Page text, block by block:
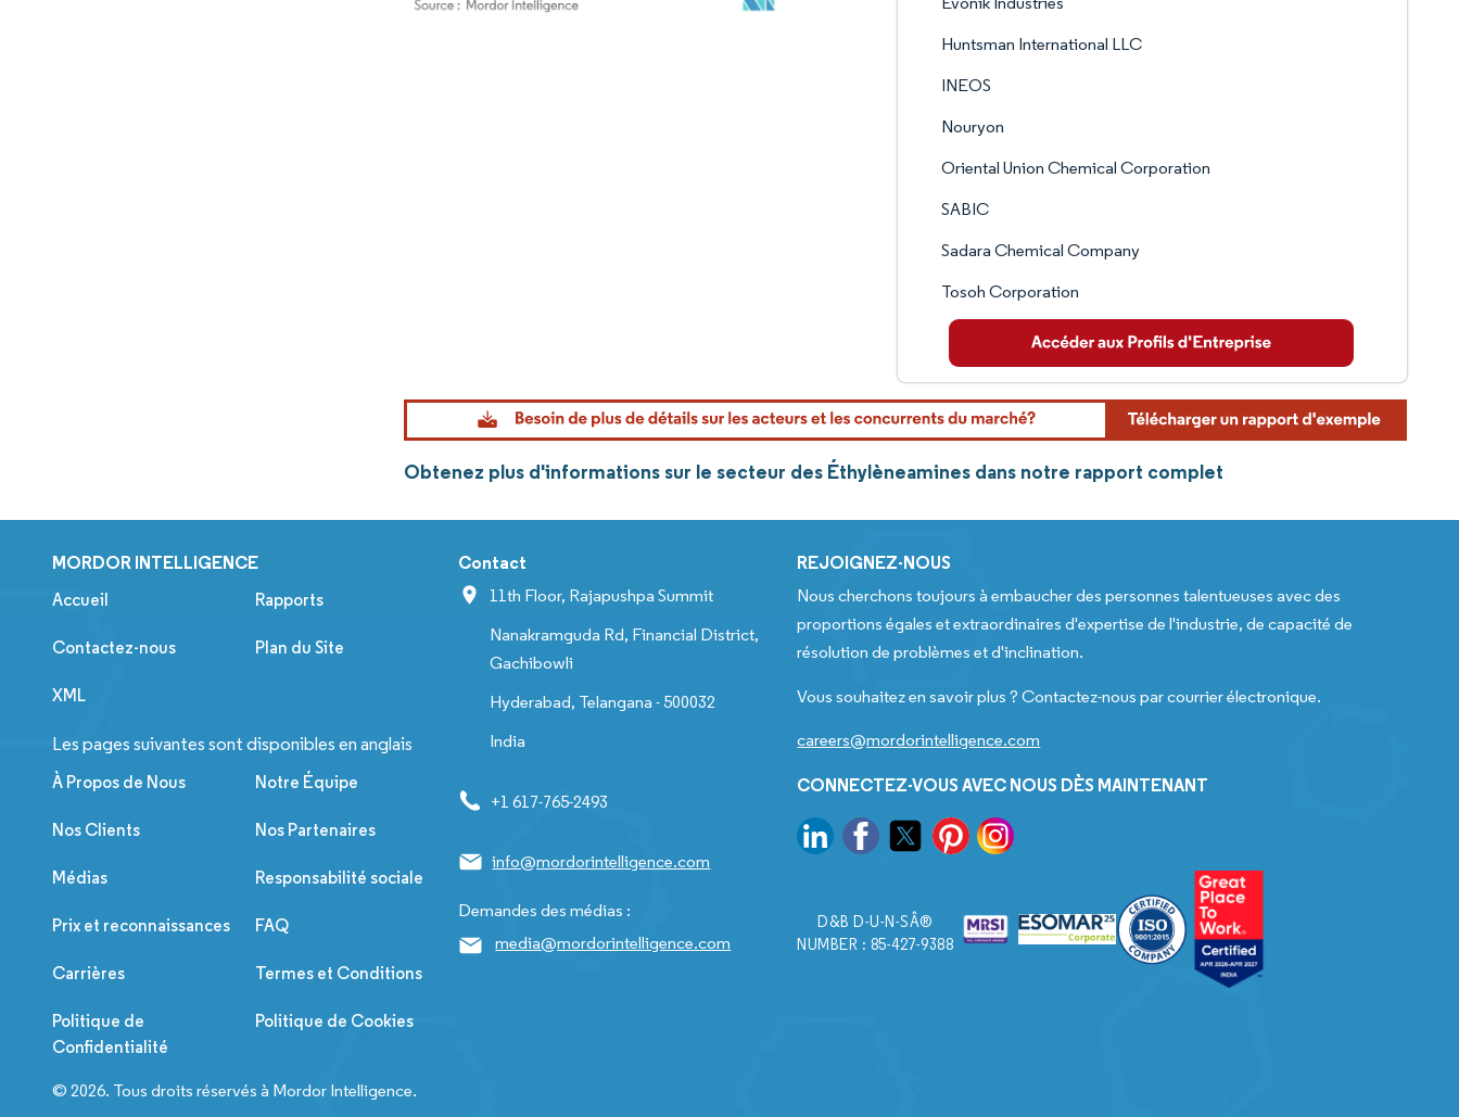
Huntsman International LLC
INEOS
Nouryon
Oriental Union Chemical Corporation
SABIC
Sadara Chemical Company
Tosoh Corporation
Obtenez plus d'informations sur le secteur des Éthylèneamines dans notre rapport complet
MORDOR INTELLIGENCE
Accueil Rapports
Contactez-nous Plan du Site
XML
Les pages suivantes sont disponibles en anglais
À Propos de Nous Notre Équipe
Nos Clients Nos Partenaires
Médias Responsabilité sociale
Prix et reconnaissances FAQ
Carrières Termes et Conditions
Politique de
Confidentialité
Politique de Cookies
Contact
11th Floor, Rajapushpa Summit
Nanakramguda Rd, Financial District,
Gachibowli
Hyderabad, Telangana - 500032
India
+1 617-765-2493
info@mordorintelligence.com
Demandes des médias :
media@mordorintelligence.com
REJOIGNEZ-NOUS
Nous cherchons toujours à embaucher des personnes talentueuses avec des
proportions égales et extraordinaires d'expertise de l'industrie, de capacité de
résolution de problèmes et d'inclination.
Vous souhaitez en savoir plus ? Contactez-nous par courrier électronique.
careers@mordorintelligence.com
CONNECTEZ-VOUS AVEC NOUS DÈS MAINTENANT
D&B D-U-N-SÂ®
NUMBER : 85-427-9388
© 2026. Tous droits réservés à Mordor Intelligence.